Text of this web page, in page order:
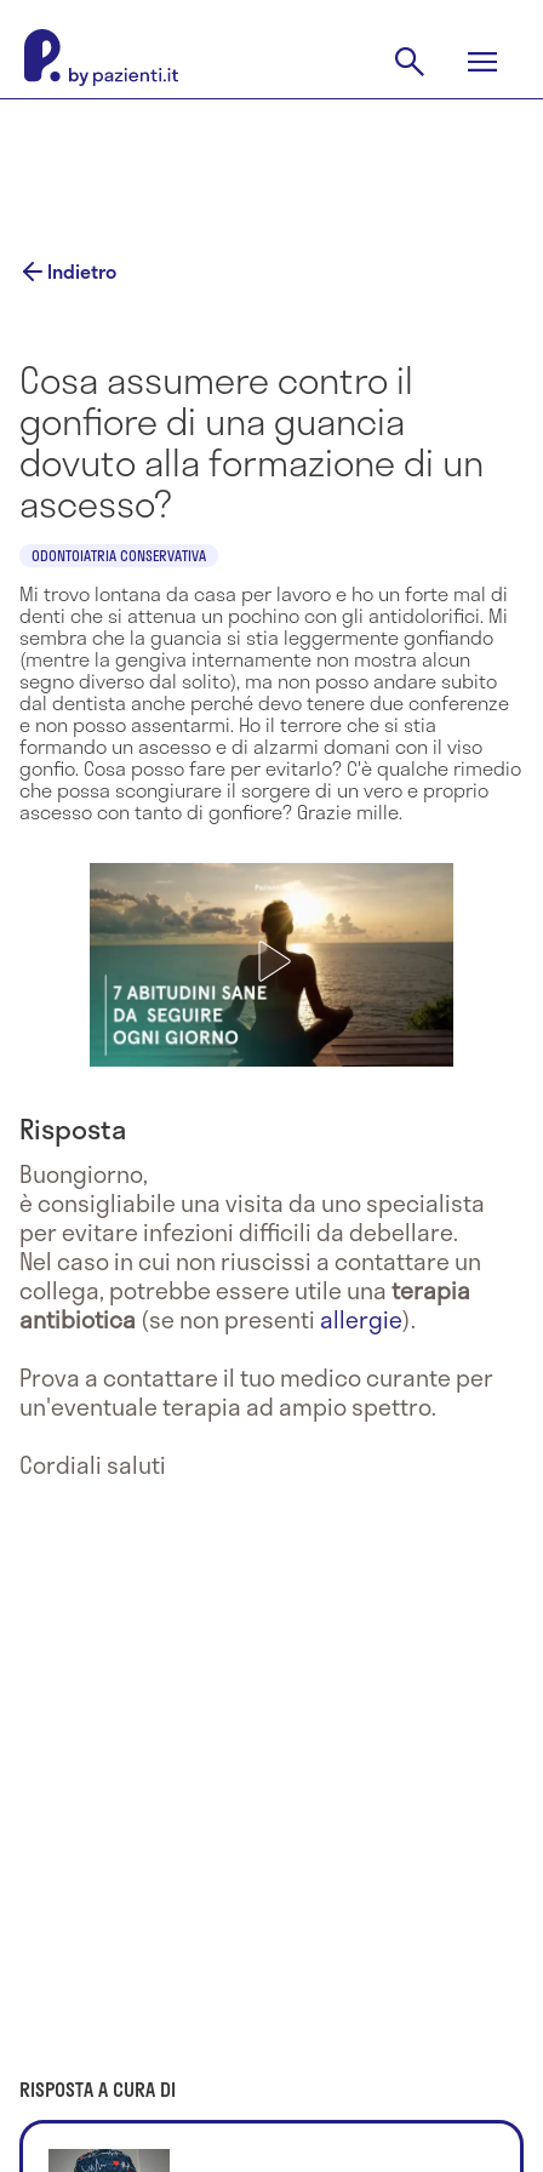
Indietro
Cosa assumere contro il
gonfiore di una guancia
dovuto alla formazione di un
ascesso?
ODONTOIATRIA CONSERVATIVA
Mi trovo lontana da casa per lavoro e ho un forte mal di
denti che si attenua un pochino con gli antidolorifici. Mi
sembra che la guancia si stia leggermente gonfiando
(mentre la gengiva internamente non mostra alcun
segno diverso dal solito), ma non posso andare subito
dal dentista anche perché devo tenere due conferenze
e non posso assentarmi. Ho il terrore che si stia
formando un ascesso e di alzarmi domani con il viso
gonfio. Cosa posso fare per evitarlo? C'è qualche rimedio
che possa scongiurare il sorgere di un vero e proprio
ascesso con tanto di gonfiore? Grazie mille.
Risposta
Buongiorno,
è consigliabile una visita da uno specialista
per evitare infezioni difficili da debellare.
Nel caso in cui non riuscissi a contattare un
collega, potrebbe essere utile unaterapia
antibiotica (se non presenti allergie).
Prova a contattare il tuo medico curante per
un'eventuale terapia ad ampio spettro.
Cordiali saluti
RISPOSTA A CURA DI